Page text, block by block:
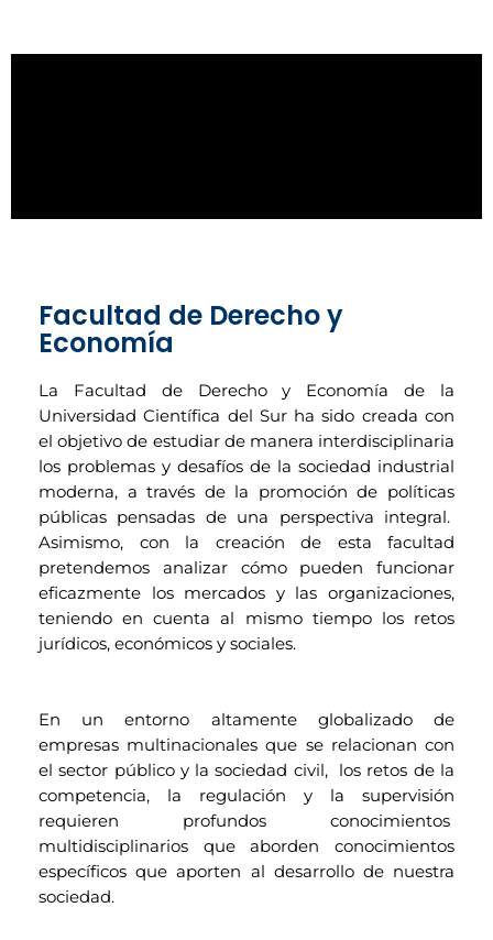
Facultad de Derecho y
Economía
La Facultad de Derecho y Economía de la
Universidad Científica del Sur ha sido creada con
el objetivo de estudiar de manera interdisciplinaria
los problemas y desafíos de la sociedad industrial
moderna, a través de la promoción de políticas
públicas pensadas de una perspectiva integral.
Asimismo, con la creación de esta facultad
pretendemos analizar cómo pueden funcionar
eficazmente los mercados y las organizaciones,
teniendo en cuenta al mismo tiempo los retos
jurídicos, económicos y sociales.
En un entorno altamente globalizado de
empresas multinacionales que se relacionan con
el sector público y la sociedad civil, los retos de la
competencia, la regulación y la supervisión
requieren profundos conocimientos
multidisciplinarios que aborden conocimientos
específicos que aporten al desarrollo de nuestra
sociedad.